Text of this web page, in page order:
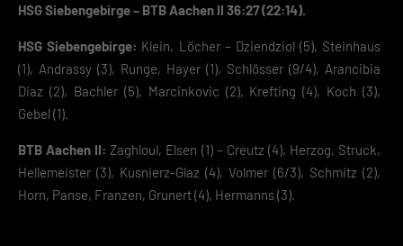
HSG Siebengebirge – BTB Aachen II 36:27 (22:14).
HSG Siebengebirge: Klein, Löcher – Dziendziol (5), Steinhaus
(1), Andrassy (3), Runge, Hayer (1), Schlösser (9/4), Arancibia
Diaz (2), Bachler (5), Marcinkovic (2), Krefting (4), Koch (3),
Gebel (1).
BTB Aachen II: Zaghloul, Elsen (1) – Creutz (4), Herzog, Struck,
Hellemeister (3), Kusnierz-Glaz (4), Volmer (6/3), Schmitz (2),
Horn, Panse, Franzen, Grunert (4), Hermanns (3).